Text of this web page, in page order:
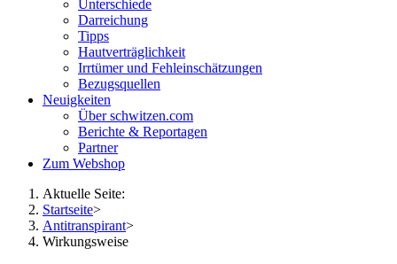
Unterschiede
Darreichung
Tipps
Hautverträglichkeit
Irrtümer und Fehleinschätzungen
Bezugsquellen
Neuigkeiten
Über schwitzen.com
Berichte & Reportagen
Partner
Zum Webshop
Aktuelle Seite:
Startseite>
Antitranspirant>
Wirkungsweise